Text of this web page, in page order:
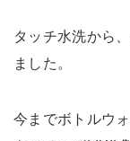
タッチ水洗から
ました。
今までボトルウ